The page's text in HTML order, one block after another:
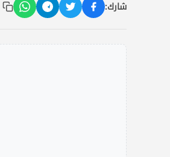
شارك: